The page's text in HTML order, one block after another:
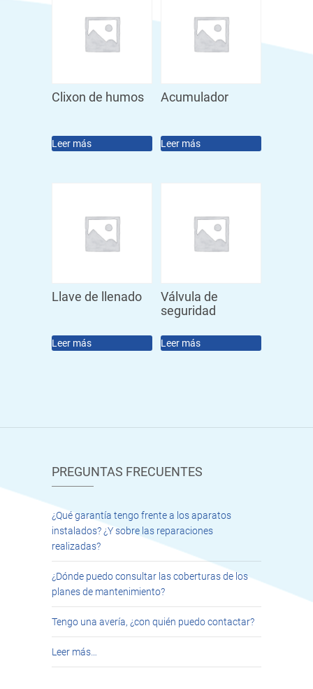
Clixon de humos
Leer más
Acumulador
Leer más
Llave de llenado
Leer más
Válvula de
seguridad
Leer más
PREGUNTAS FRECUENTES
¿Qué garantía tengo frente a los aparatos
instalados? ¿Y sobre las reparaciones
realizadas?
¿Dónde puedo consultar las coberturas de los
planes de mantenimiento?
Tengo una avería, ¿con quién puedo contactar?
Leer más…